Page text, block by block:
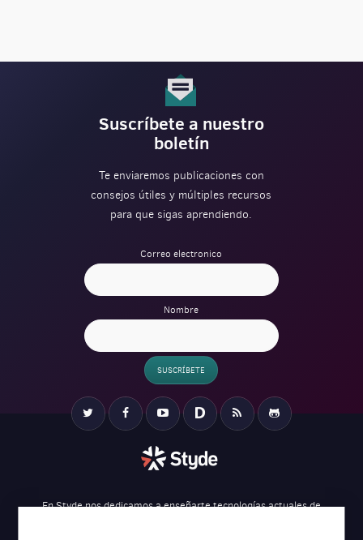
Suscríbete a nuestro
boletín
Te enviaremos publicaciones con
consejos útiles y múltiples recursos
para que sigas aprendiendo.
Correo electronico
Nombre
SUSCRÍBETE
Verification
FacebookYouTube
En Styde nos dedicamos a enseñarte tecnologías actuales de